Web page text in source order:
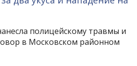
полицейскому травмы и
в Московском районном